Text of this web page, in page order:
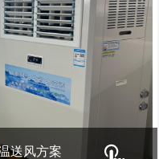
送风方案